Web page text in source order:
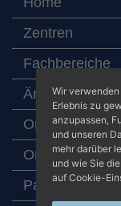
Zentren
Fachbereiche
Ärzteteam
Online-Termin
Online-
Wir
Erlebnis zu
anzupassen,
und unseren
mehr darüber
und wie Sie
auf Cookie-